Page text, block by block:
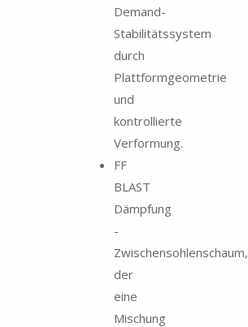
Demand-
Stabilitätssystem
durch
Plattformgeometrie
und
kontrollierte
Verformung.
FF
BLAST
Dämpfung
-
Zwischensohlenschaum,
der
eine
Mischung